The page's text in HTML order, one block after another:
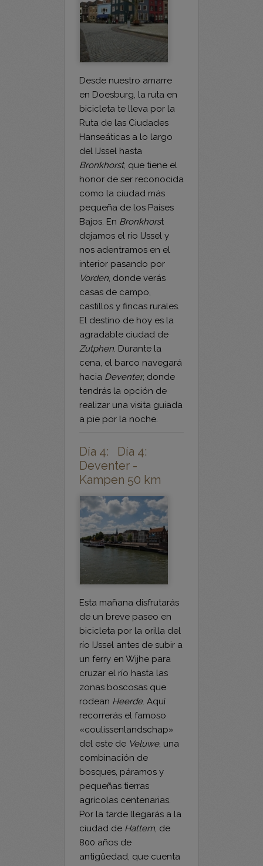
Desde nuestro amarre
en Doesburg, la ruta en
bicicleta te lleva por la
Ruta de las Ciudades
Hanseáticas a lo largo
del IJssel hasta
Bronkhorst, que tiene el
honor de ser reconocida
como la ciudad más
pequeña de los Países
Bajos. EnBronkhorst
dejamos el río IJssel y
nos adentramos en el
interior pasando por
Vorden, donde verás
casas de campo,
castillos y fincas rurales.
El destino de hoy es la
agradable ciudad de
Zutphen . Durante la
cena, el barco navegará
haciaDeventer, donde
tendrás la opción de
realizar una visita guiada
Día 4: Día 4:
Deventer -
Kampen 50 km
Esta mañana disfrutarás
de un breve paseo en
bicicleta por la orilla del
río IJssel antes de subir a
un ferry en Wijhe para
cruzar el río hasta las
zonas boscosas que
rodeanHeerde. Aquí
recorrerás el famoso
«coulissenlandschap»
del este deVeluwe
combinación de
bosques, páramos y
pequeñas tierras
agrícolas centenarias.
Por la tarde llegarás a la
ciudad deHattem
800 años de